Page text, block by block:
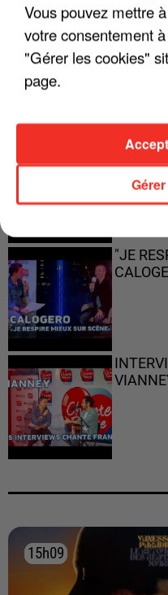
"ON A
"ON
"JE
15h09
15h09
Vous pouvez mettre
votre consentement
"Gérer les cookies"
page.